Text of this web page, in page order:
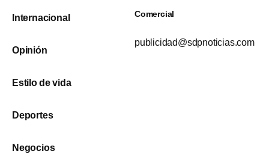
Internacional
Opinión
Estilo de vida
Deportes
Negocios
Comercial
publicidad@sdpnoticias.com